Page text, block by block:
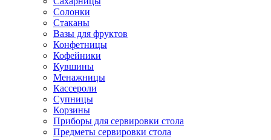
Солонки
Стаканы
Вазы для фруктов
Конфетницы
Кофейники
Кувшины
Менажницы
Кассероли
Супницы
Корзины
Приборы для сервировки стола
Предметы сервировки стола